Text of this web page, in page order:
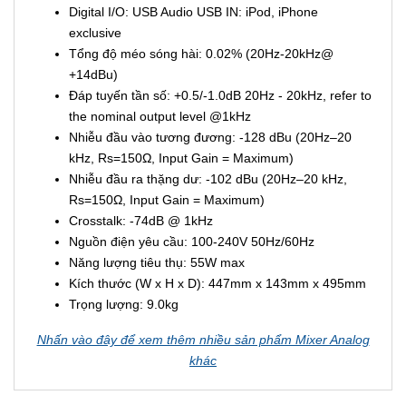
Digital I/O: USB Audio USB IN: iPod, iPhone
exclusive
Tổng độ méo sóng hài: 0.02% (20Hz-20kHz@
+14dBu)
Đáp tuyến tần số: +0.5/-1.0dB 20Hz - 20kHz, refer to
the nominal output level @1kHz
Nhiễu đầu vào tương đương: -128 dBu (20Hz–20
kHz, Rs=150Ω, Input Gain = Maximum)
Nhiễu đầu ra thặng dư: -102 dBu (20Hz–20 kHz,
Rs=150Ω, Input Gain = Maximum)
Crosstalk: -74dB @ 1kHz
Nguồn điện yêu cầu: 100-240V 50Hz/60Hz
Năng lượng tiêu thụ: 55W max
Kích thước (W x H x D): 447mm x 143mm x 495mm
Trọng lượng: 9.0kg
Nhấn vào đây để xem thêm nhiều sản phẩm Mixer Analog
khác